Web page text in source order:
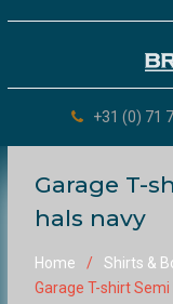
+31 (0) 71
Garage T-
hals navy
Home Shirts &
Garage T-shirt